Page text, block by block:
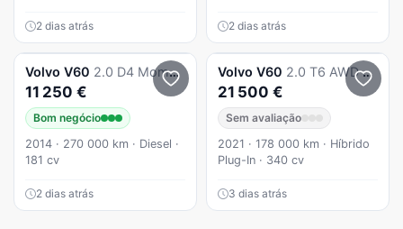
2 dias atrás 2 dias atrás
Volvo V60 2.0 D4 Momentum Eco Geartronic
11 250 €
Bom negócio
2014 · 270 000 km · Diesel ·
181 cv
2 dias atrás
Volvo V60 2.0 T6 AWD TE Inscription Expression
21 500 €
Sem avaliação
2021 · 178 000 km · Híbrido
Plug-In · 340 cv
3 dias atrás